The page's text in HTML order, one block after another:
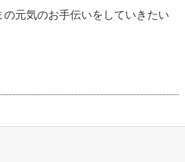
元気のお手伝いをしていきたい